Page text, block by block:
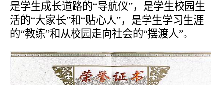
是学生成长道路的“导航仪”，是学生校园生
活的“大家长”和“贴心人”，是学生学习生涯
的“教练”和从校园走向社会的“摆渡人”。